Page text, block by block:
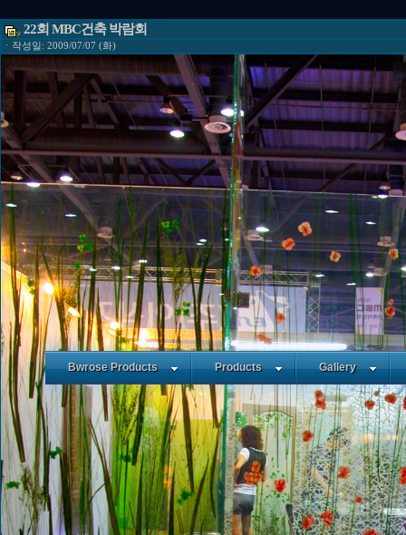
Bwrose Products Products Gallery
22회 MBC건축 박람회
ㆍ작성일: 2009/07/07 (화)